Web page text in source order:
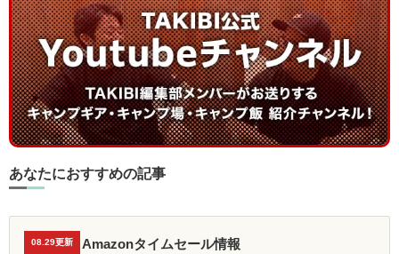
あなたにおすすめの記事
08.29更新 Amazonタイムセール情報